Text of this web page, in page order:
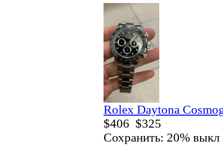
Rolex Daytona
$406 $325
Сохранить: 20% выкл